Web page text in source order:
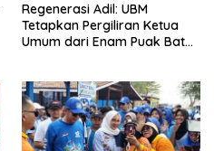
Regenerasi Adil: UBM
Tetapkan Pergiliran Ketua
Umum dari Enam Puak Batak